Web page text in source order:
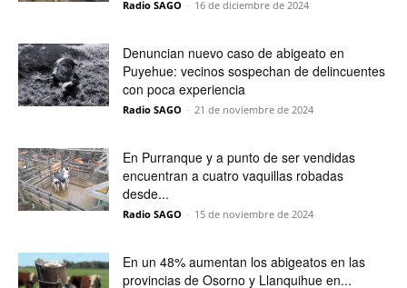
Radio SAGO - 16 de diciembre de 2024
Denuncian nuevo caso de abigeato en
Puyehue: vecinos sospechan de delincuentes
con poca experiencia
Radio SAGO - 21 de noviembre de 2024
En Purranque y a punto de ser vendidas
encuentran a cuatro vaquillas robadas
desde...
Radio SAGO - 15 de noviembre de 2024
En un 48% aumentan los abigeatos en las
provincias de Osorno y Llanquihue en...